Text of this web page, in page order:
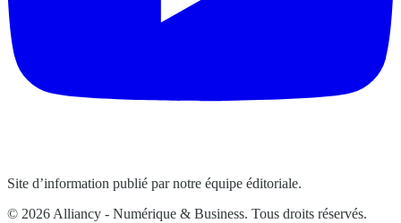
Site d’information publié par notre équipe éditoriale.
© 2026 Alliancy - Numérique & Business. Tous droits réservés.